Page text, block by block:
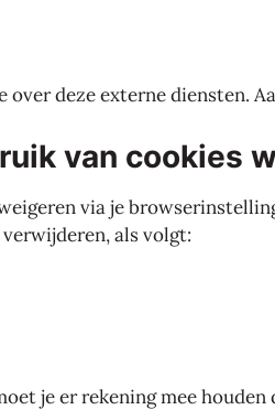
deze externe diensten.
van cookies
via je
als volgt:
je er rekening mee